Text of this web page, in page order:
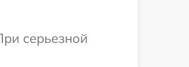
серьезной